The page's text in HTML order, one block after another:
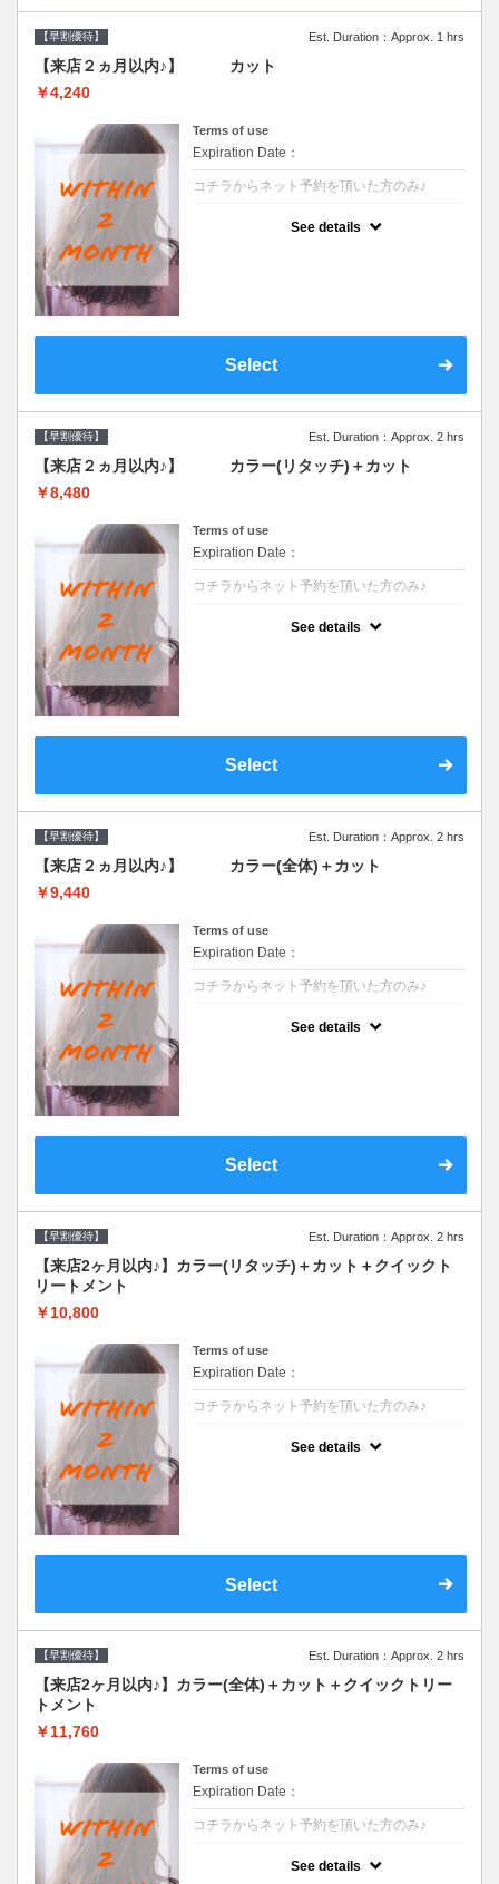
【早割優待】 Est. Duration：Approx. 1 hrs
【来店２ヵ月以内♪】 カット
￥4,240
Terms of use
Expiration Date：
コチラからネット予約を頂いた方のみ♪
See details
Select
【早割優待】 Est. Duration：Approx. 2 hrs
【来店２ヵ月以内♪】 カラー(リタッチ)＋カット
￥8,480
Terms of use
Expiration Date：
コチラからネット予約を頂いた方のみ♪
See details
Select
【早割優待】 Est. Duration：Approx. 2 hrs
【来店２ヵ月以内♪】 カラー(全体)＋カット
￥9,440
Terms of use
Expiration Date：
コチラからネット予約を頂いた方のみ♪
See details
Select
【早割優待】 Est. Duration：Approx. 2 hrs
【来店2ヶ月以内♪】カラー(リタッチ)＋カット＋クイックト
リートメント
￥10,800
Terms of use
Expiration Date：
コチラからネット予約を頂いた方のみ♪
See details
Select
【早割優待】 Est. Duration：Approx. 2 hrs
【来店2ヶ月以内♪】カラー(全体)＋カット＋クイックトリー
トメント
￥11,760
Terms of use
Expiration Date：
コチラからネット予約を頂いた方のみ♪
See details